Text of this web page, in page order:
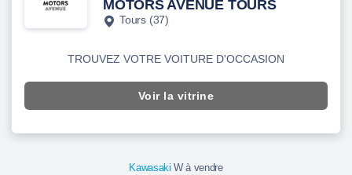
MOTORS AVENUE TOURS
Tours (37)
TROUVEZ VOTRE VOITURE D'OCCASION
Voir la vitrine
Kawasaki W à vendre